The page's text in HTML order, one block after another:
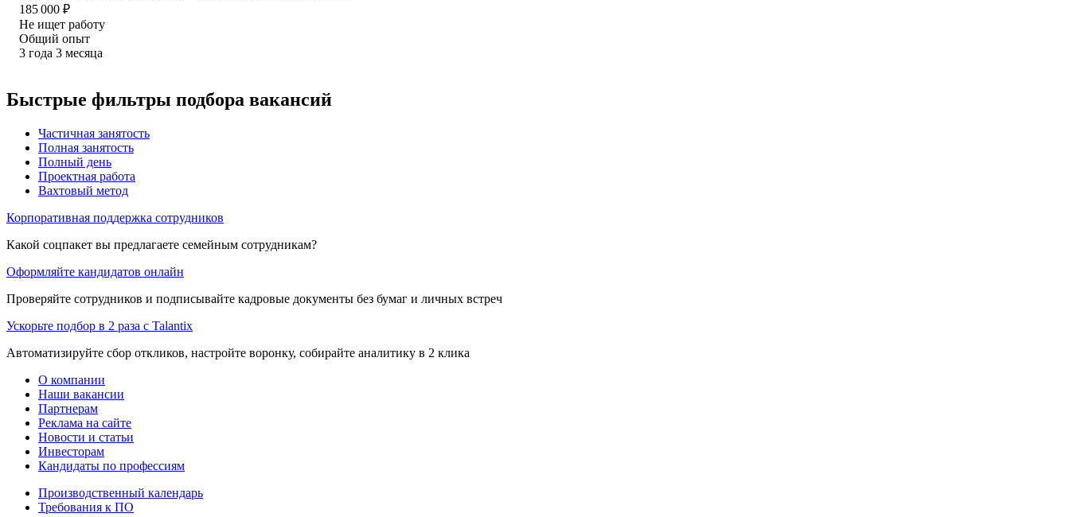
185 000 ₽
Не ищет работу
Общий опыт
3 года 3 месяца
Быстрые фильтры подбора вакансий
Частичная занятость
Полная занятость
Полный день
Проектная работа
Вахтовый метод
Корпоративная поддержка сотрудников
Какой соцпакет вы предлагаете семейным сотрудникам?
Оформляйте кандидатов онлайн
Проверяйте сотрудников и подписывайте кадровые документы без бумаг и личных встреч
Ускорьте подбор в 2 раза с Talantix
Автоматизируйте сбор откликов, настройте воронку, собирайте аналитику в 2 клика
О компании
Наши вакансии
Партнерам
Реклама на сайте
Новости и статьи
Инвесторам
Кандидаты по профессиям
Производственный календарь
Требования к ПО